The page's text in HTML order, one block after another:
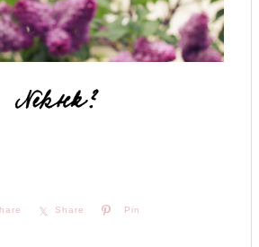
Share Pin